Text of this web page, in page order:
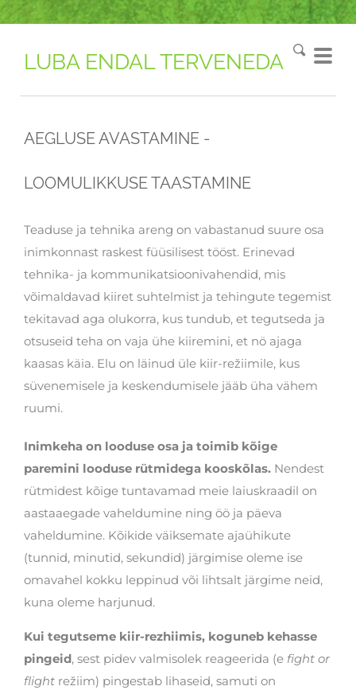
LUBA ENDAL TERVENEDA
AEGLUSE AVASTAMINE -
LOOMULIKKUSE TAASTAMINE
Teaduse ja tehnika areng on vabastanud suure osa
inimkonnast raskest füüsilisest tööst. Erinevad
tehnika- ja kommunikatsioonivahendid, mis
võimaldavad kiiret suhtelmist ja tehingute tegemist
tekitavad aga olukorra, kus tundub, et tegutseda ja
otsuseid teha on vaja ühe kiiremini, et nö ajaga
kaasas käia. Elu on läinud üle kiir-režiimile, kus
süvenemisele ja keskendumisele jääb üha vähem
ruumi.
Inimkeha on looduse osa ja toimib kõige
paremini looduse rütmidega kooskõlas. Nendest
rütmidest kõige tuntavamad meie laiuskraadil on
aastaaegade vaheldumine ning öö ja päeva
vaheldumine. Kõikide väiksemate ajaühikute
(tunnid, minutid, sekundid) järgimise oleme ise
omavahel kokku leppinud või lihtsalt järgime neid,
kuna oleme harjunud.
Kui tegutseme kiir-rezhiimis, koguneb kehasse
pingeid, sest pidev valmisolek reageerida (e fight or
flight režiim) pingestab lihaseid, samuti on